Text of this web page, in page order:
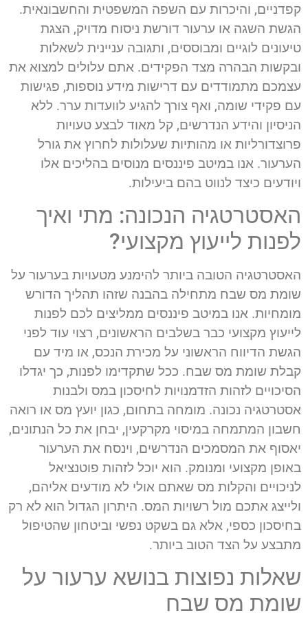
קפדניים, והיכרות עם השפה המשפטית והחשבונאית.
הגשת השגה או ערעור דורשת ניסוח מדויק, הצגת
טיעונים לוגיים ומבוססים, ותגובה עניינית לשאלות
ובקשות הבהרה מצד הפקידים. אתם עלולים למצוא את
עצמכם מתמודדים עם דרישות מידע נוספות, פגישות
עם פקידי שומה, ואף צורך להגיע לוועדות ערר. ללא
הניסיון והידע הנדרשים, קל מאוד לבצע טעויות
פרוצדורליות או מהותיות שעלולות לחרוץ את גורל
הערעור. אנו במיטב פיננסים מנוסים בהליכים אלו
ויודעים כיצד לנווט בהם ביעילות.
האסטרטגיה הנכונה: מתי ואיך
לפנות לייעוץ מקצועי?
האסטרטגיה הטובה ביותר להימנע מטעויות בערעור על
שומת מס שבח מתחילה בהבנה שזהו תהליך הדורש
מומחיות. אנו במיטב פיננסים ממליצים לכם לפנות
לייעוץ מקצועי כבר בשלבים הראשונים, רצוי עוד לפני
הגשת הדיווח הראשוני על מכירת הנכס, או מיד עם
קבלת שומת מס שבח. ככל שתקדימו לפנות, כך יגדלו
הסיכויים לזהות הזדמנויות לחיסכון במס ולבנות
אסטרטגיה נכונה. מומחה בתחום, כגון יועץ מס או רואה
חשבון המתמחה במיסוי מקרקעין, יבחן את כל הנתונים,
יאסוף את המסמכים הנדרשים, וינסח את הערעור
באופן מקצועי ומנומק. הוא יוכל לזהות פוטנציאל
לניכויים והקלות מס שאתם אולי לא מודעים אליהם,
ולייצג אתכם מול רשויות המס. היתרון הגדול הוא לא רק
בחיסכון כספי, אלא גם בשקט נפשי וביטחון שהטיפול
מתבצע על הצד הטוב ביותר.
שאלות נפוצות בנושא ערעור על
שומת מס שבח